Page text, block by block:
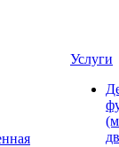
Услуги